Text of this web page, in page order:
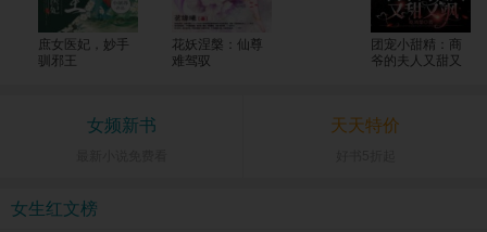
庶女医妃，妙手
驯邪王
花妖涅槃：仙尊
难驾驭
团宠小甜精：商
爷的夫人又甜又
女频新书 天天特价
女生红文榜